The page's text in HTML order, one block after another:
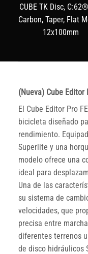
CUBE TK Disc, C:62®
Carbon, Taper, Flat
12x100mm
(Nueva) Cube Editor
El Cube Editor Pro
bicicleta diseñado
rendimiento.
Superlite y una
modelo ofrece una
ideal para
Una de las
su sistema de
velocidades, que
precisa entre
diferentes terrenos
de disco hidráulicos